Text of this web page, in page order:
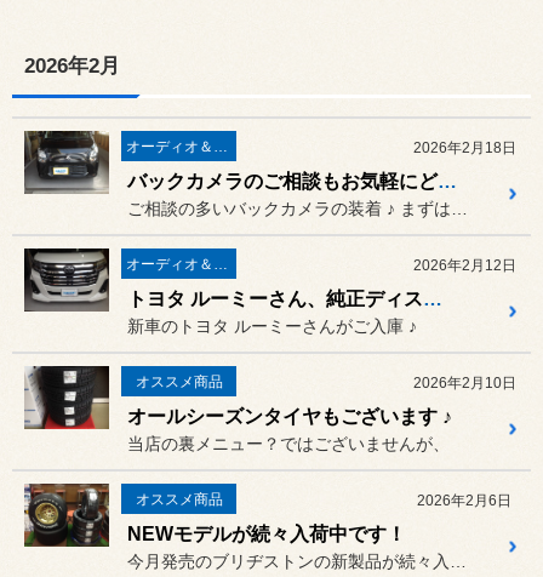
2026年2月
オーディオ＆ナビゲーション 2026年2月18日
バックカメラのご相談もお気軽にどうぞ～♪
オーディオ＆ナビゲーション 2026年2月12日
トヨタ ルーミーさん、純正ディスプレイオーディオをナビに変更です ♪
新車のトヨタ ルーミーさんがご入庫 ♪
オススメ商品 2026年2月10日
オールシーズンタイヤもございます ♪
当店の裏メニュー？ではございませんが、
オススメ商品 2026年2月6日
NEWモデルが続々入荷中です！